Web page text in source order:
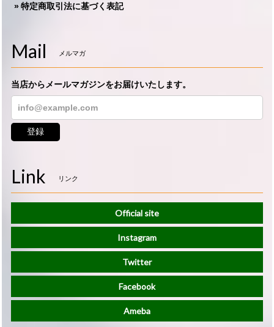
特定商取引法に基づく表記
Mail メルマガ
当店からメールマガジンをお届けいたします。
登録
Link リンク
Official site
Instagram
Twitter
Facebook
Ameba